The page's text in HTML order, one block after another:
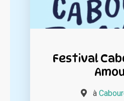
Festival
à